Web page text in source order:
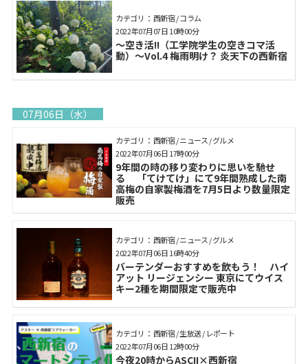
カテゴリ： 西新宿 / コラム
～空き活!!（工学院学生の空きコマ活
動）～Vol.4 梅雨明け？ 炎天下の西新宿
2022年07月07日 10時00分
07月06日（水）
カテゴリ： 西新宿 / ニュース / グルメ
9年間の時の移り変わりに思いを馳せ
る 「てけてけ」にて9年間熟成した南
高梅の自家製梅酒を7月5日より数量限定
販売
2022年07月06日 17時00分
カテゴリ： 西新宿 / ニュース / グルメ
バーテンダーおすすめを飲もう！ ハイ
アット リージェンシー 東京にてウイス
キー2種を期間限定で販売中
2022年07月06日 16時40分
カテゴリ： 西新宿 / 生放送 / レポート
今夜20時からASCII×西新宿
2022年07月06日 12時00分